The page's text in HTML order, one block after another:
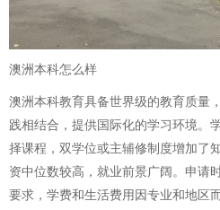
澳洲本科怎么样
澳洲本科教育具备世界级的教育质量
践相结合，提供国际化的学习环境。
择课程，双学位或主辅修制度增加了
资中位数较高，就业前景广阔。申请
要求，学费和生活费用因专业和地区而